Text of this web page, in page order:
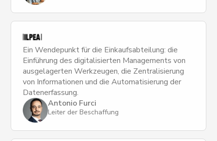
Ein Wendepunkt für die Einkaufsabteilung: die
Einführung des digitalisierten Managements von
ausgelagerten Werkzeugen, die Zentralisierung
von Informationen und die Automatisierung der
Datenerfassung.
Antonio Furci
Leiter der Beschaffung